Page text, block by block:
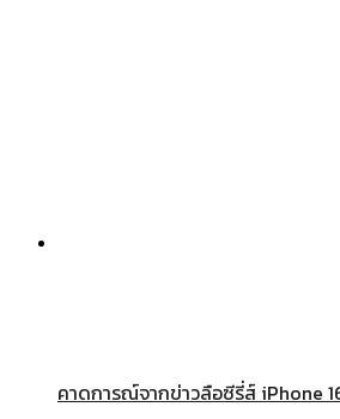
คาดการณ์จากข่าวลือซีรี่ส์ iPhone